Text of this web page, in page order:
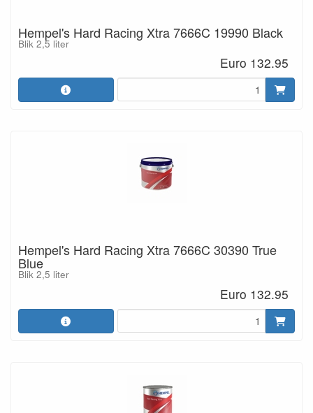
Hempel's Hard Racing Xtra 7666C 19990 Black
Blik 2,5 liter
Euro 132.95
Hempel's Hard Racing Xtra 7666C 30390 True
Blue
Blik 2,5 liter
Euro 132.95